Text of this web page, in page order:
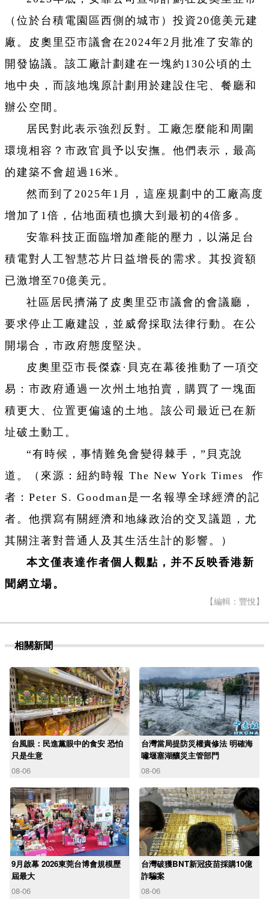
（位於台積電園區西側的城市）投資20億美元建
廠。皮奧里亞市議會在2024年2月批准了安靠的
開發協議。該工廠計劃建在一塊約130公頃的土
地中央，而該地塊原計劃用於建設住宅、餐廳和
辦公空間。
居民對此表示強烈反對。工廠怎麼能和周圍
環境相容？市政官員予以安撫。他們表示，最高
的建築不會超過16米。
然而到了2025年1月，這座規劃中的工廠高度
增加了1倍，佔地面積也擴大到最初的4倍多。
安靠科技正面臨增加產能的壓力，以滿足台
積電對人工智慧芯片日益增長的需求。其投資額
已激增至70億美元。
社區居民擠滿了皮奧里亞市議會的會議廳，
要求停止工廠建設，並威脅採取法律行動。在公
開場合，市政府態度堅決。
皮奧里亞市長傑森·貝克在幕後推動了一項交
易：市政府通過一次州土地拍賣，購買了一塊面
積更大、位置更偏遠的土地。該公司最近已在新
址破土動工。
“有時候，事情難免會變得棘手，”貝克說
道。
（來源：紐約時報 The New York Times 作
者：Peter S. Goodman是一名報導全球經濟的記
者。他撰寫有關經濟和地緣政治的交叉議題，尤
其關注著對普通人及其生活生計的影響。）
本文僅表達作者個人觀點，并不反映香港新
聞網立場。
【編輯：豐悅】
相關新聞
台風眼：民進黨眼中的食安 恐怕
只是生意
08-06
台灣當局提防災權責修法 明確海
嘯堰塞湖釀災主管部門
08-06
9月啟幕 2026東莞台博會規模歷
屆最大
08-06
台灣破獲BNT新冠疫苗採購10億
詐騙案
08-06